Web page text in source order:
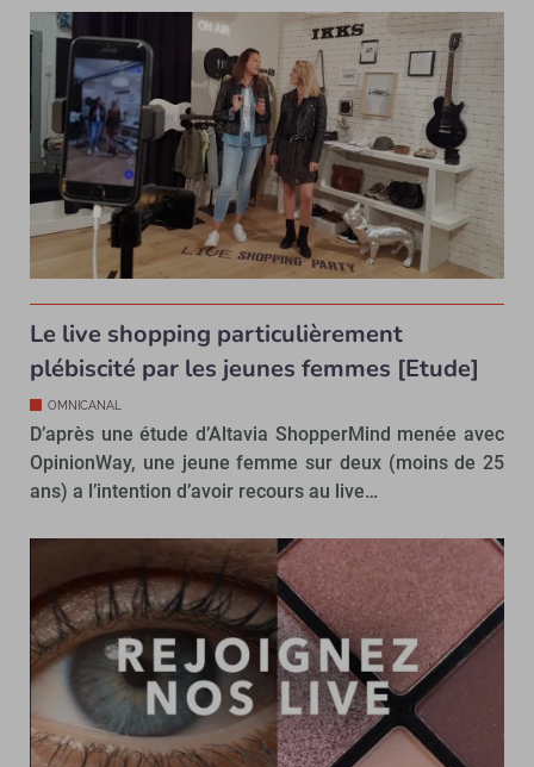
Le live shopping particulièrement
plébiscité par les jeunes femmes [Etude]
OMNICANAL
D’après une étude d’Altavia ShopperMind menée avec
OpinionWay, une jeune femme sur deux (moins de 25
ans) a l’intention d’avoir recours au live…